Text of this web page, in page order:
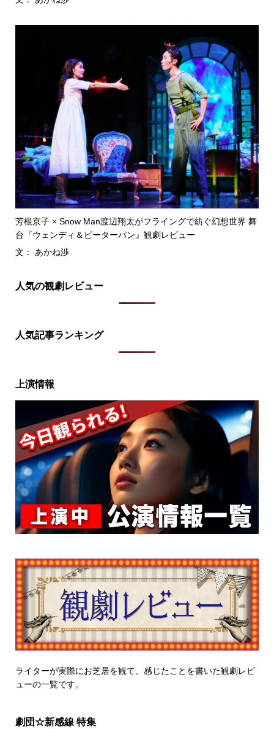
芳根京子 × Snow Man渡辺翔太がフライングで紡ぐ幻想世界 舞
台『ウェンディ＆ピーターパン』観劇レビュー
文： あかね渉
人気の観劇レビュー
人気記事ランキング
上演情報
ライターが実際にお芝居を観て、感じたことを書いた観劇レビ
ューの一覧です。
劇団☆新感線 特集